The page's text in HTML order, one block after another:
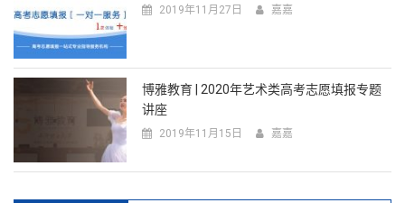
2019年11月27日 嘉嘉
博雅教育 | 2020年艺术类高考志愿填报专题
讲座
2019年11月15日 嘉嘉